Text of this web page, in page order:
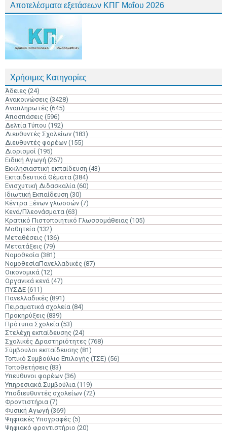
Αποτελέσματα εξετάσεων ΚΠΓ Μαΐου 2026
Χρήσιμες Κατηγορίες
Άδειες (24)
Ανακοινώσεις (3428)
Αναπληρωτές (645)
Αποσπάσεις (596)
Δελτία Τύπου (192)
Διευθυντές Σχολείων (183)
Διευθυντές φορέων (155)
Διορισμοί (195)
Ειδική Αγωγή (267)
Εκκλησιαστική εκπαίδευση (43)
Εκπαιδευτικά Θέματα (384)
Ενισχυτική Διδασκαλία (60)
Ιδιωτική Εκπαίδευση (30)
Κέντρα Ξένων γλωσσών (7)
Κενά/Πλεονάσματα (63)
Κρατικό Πιστοποιητικό Γλωσσομάθειας (105)
Μαθητεία (132)
Μεταθέσεις (136)
Μετατάξεις (79)
Νομοθεσία (381)
ΝομοθεσίαΠανελλαδικές (87)
Οικονομικά (12)
Οργανικά κενά (47)
ΠΥΣΔΕ (611)
Πανελλαδικές (891)
Πειραματικά σχολεία (84)
Προκηρύξεις (839)
Πρότυπα Σχολεία (53)
Στελέχη εκπαίδευσης (24)
Σχολικές Δραστηριότητες (768)
Σύμβουλοι εκπαίδευσης (81)
Τοπικό Συμβούλιο Επιλογής (ΤΣΕ) (56)
Τοποθετήσεις (83)
Υπεύθυνοι φορέων (36)
Υπηρεσιακά Συμβούλια (119)
Υποδιευθυντές σχολείων (72)
Φροντιστήρια (7)
Φυσική Αγωγή (369)
Ψηφιακές Υπογραφές (5)
Ψηφιακό φροντιστήριο (20)